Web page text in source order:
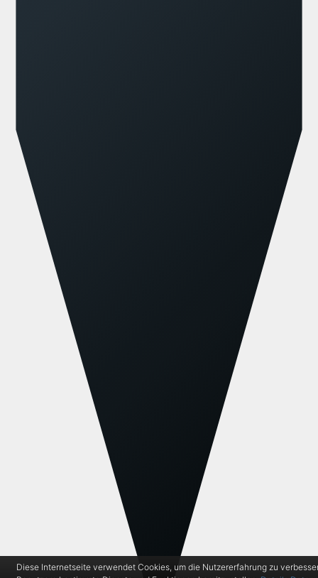
Diese Internetseite verwendet Cookies, um die Nutzererfahrung zu